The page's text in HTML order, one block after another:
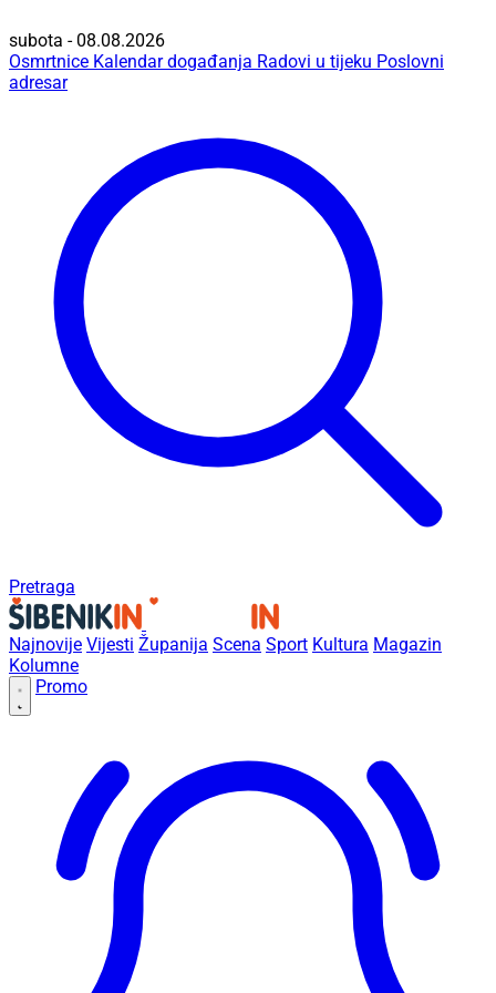
subota - 08.08.2026
Osmrtnice Kalendar događanja Radovi u tijeku Poslovni
adresar
Pretraga
Najnovije Vijesti Županija Scena Sport Kultura Magazin
Kolumne
Promo